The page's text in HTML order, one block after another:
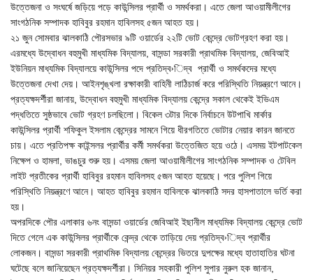
উত্তেজনা ও সংঘর্ষে জড়িয়ে পড়ে কাউন্সিলর প্রার্থী ও সমর্থকরা। এতে জেলা আওয়ামীলীগের
সাংগঠনিক সম্পাদক হাবিবুর রহমান হাবিলসহ ৫জন আহত হয়।
২১ জুন সোমবার ঝালকাঠি পৌরসভার ৯টি ওয়ার্ডের ২২টি ভোট কেন্দ্রে ভোটগ্রহণ করা হয়।
এরমধ্যে উদ্বোধন বহুমুখী মাধ্যমিক বিদ্যালয়, বাসন্ডা সরকারী প্রাথমিক বিদ্যালয়, জেবিআই
ইউনিয়ন মাধ্যমিক বিদ্যালয়ে কাউন্সিলর পদে প্রতিদ্ব›িদ্ব প্রার্থী ও সমর্থকদের মধ্যে
উত্তেজনা দেখা দেয়। আইনশৃঙ্খলা রক্ষাকারী বাহিনী লাঠিচার্জ করে পরিস্থিতি নিয়ন্ত্রণে আনে।
প্রত্যক্ষদর্শীরা জানায়, উদ্বোধন বহুমুখী মাধ্যমিক বিদ্যালয় কেন্দ্রে সকাল থেকেই ইভিএম
পদ্ধতিতে সুষ্ঠভাবে ভোট গ্রহণ চলছিলো। বিকেল ৩টার দিকে নির্বাচনে উটপাখি মার্কার
কাউন্সিলর প্রার্থী শফিকুল ইসলাম কেন্দ্রের সামনে গিয়ে ধীরগতিতে ভোটার নেয়ার কারন জানতে
চায়। এতে প্রতিপক্ষ কাইন্সলর প্রার্থীর কর্মী সমর্থকরা উত্তেজিত হয়ে ওঠে। এসময় ইটপাটকেল
নিক্ষেপ ও হামলা, ভাঙচুর শুরু হয়। এসময় জেলা আওয়ামীলীগের সাংগঠনিক সম্পাদক ও টেবিল
লাইট প্রতীকের প্রার্থী হাবিবুর রহমান হাবিলসহ ৫জন আহত হয়েছে। পরে পুলিশ গিয়ে
পরিস্থিতি নিয়ন্ত্রণে আনে। আহত হাবিবুর রহমান হাবিলকে ঝালকাঠি সদর হাসপাতালে ভর্তি করা
হয়।
অপরদিকে পৌর এলাকার ৬নং বাসন্ডা ওয়ার্ডের জেবিআই ইছানীল মাধ্যমিক বিদ্যালয় কেন্দ্রে ভোট
দিতে গেলে এক কাউন্সিলর প্রার্থীকে কেন্দ্র থেকে তাড়িয়ে দেয় প্রতিদ্ব›িদ্ব প্রার্থীর
লোকজন। বাসন্ডা সরকারী প্রাথমিক বিদ্যালয় কেন্দ্রের ভিতরে দুপক্ষের মধ্যে হাতাহাতির ঘটনা
ঘটেছে বলে জানিয়েছেন প্রত্যক্ষদর্শীরা। সিনিয়র সহকারী পুলিশ সুপার নুরুল হক জানান,